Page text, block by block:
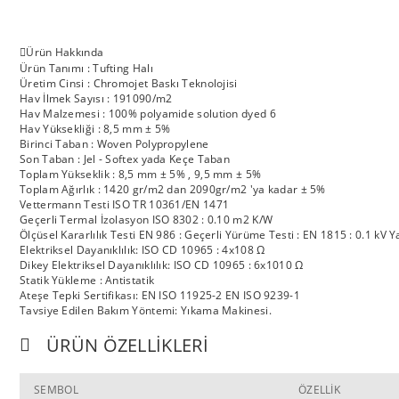
Ürün Hakkında
Ürün Tanımı : Tufting Halı
Üretim Cinsi : Chromojet Baskı Teknolojisi
Hav İlmek Sayısı : 191090/m2
Hav Malzemesi : 100% polyamide solution dyed 6
Hav Yüksekliği : 8,5 mm ± 5%
Birinci Taban : Woven Polypropylene
Son Taban : Jel - Softex yada Keçe Taban
Toplam Yükseklik : 8,5 mm ± 5% , 9,5 mm ± 5%
Toplam Ağırlık : 1420 gr/m2 dan 2090gr/m2 'ya kadar ± 5%
Vettermann Testi ISO TR 10361/EN 1471
Geçerli Termal İzolasyon ISO 8302 : 0.10 m2 K/W
Ölçüsel Kararlılık Testi EN 986 : Geçerli Yürüme Testi : EN 1815 : 0.1 kV
Elektriksel Dayanıklılık: ISO CD 10965 : 4x108 Ω
Dikey Elektriksel Dayanıklılık: ISO CD 10965 : 6x1010 Ω
Statik Yükleme : Antistatik
Ateşe Tepki Sertifikası: EN ISO 11925-2 EN ISO 9239-1
Tavsiye Edilen Bakım Yöntemi: Yıkama Makinesi.
ÜRÜN ÖZELLIKLERI
SEMBOL ÖZELLİK